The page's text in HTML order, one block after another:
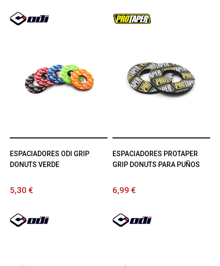
ESPACIADORES ODI GRIP
DONUTS VERDE
5,30 €
ESPACIADORES PROTAPER
GRIP DONUTS PARA PUÑOS
6,99 €